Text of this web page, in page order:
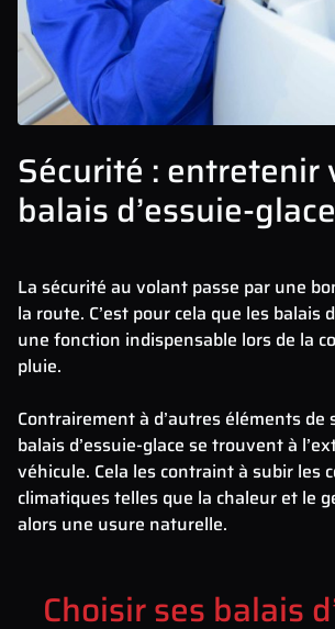
Sécurité : entretenir
balais d’essuie-glace
La sécurité au volant passe par une
la route. C’est pour cela que les balais
une fonction indispensable lors de la
pluie.
Contrairement à d’autres éléments de
balais d’essuie-glace se trouvent à
véhicule. Cela les contraint à subir les
climatiques telles que la chaleur et le
alors une usure naturelle.
Choisir ses balais